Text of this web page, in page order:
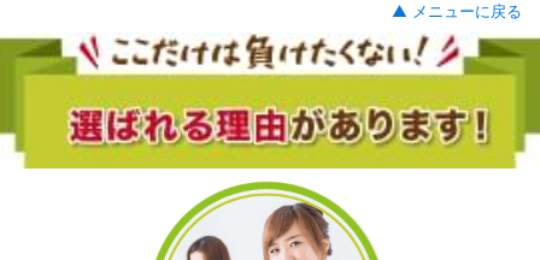
▲ メニューに戻る